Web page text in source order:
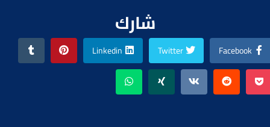
شارك
Facebook
Twitter
Linkedin